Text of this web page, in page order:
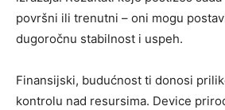
površni ili trenutni – oni mogu
dugoročnu stabilnost i uspeh.
Finansijski, budućnost ti donosi
kontrolu nad resursima. Device